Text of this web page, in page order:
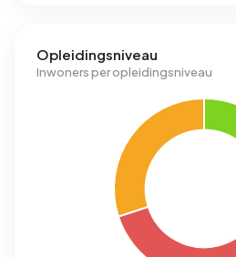
Opleidingsniveau
Inwoners per opleidingsniveau